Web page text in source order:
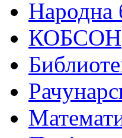
Народна
КОБСОН